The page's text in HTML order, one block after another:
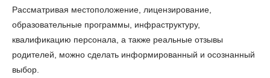
Рассматривая местоположение, лицензирование,
образовательные программы, инфраструктуру,
квалификацию персонала, а также реальные отзывы
родителей, можно сделать информированный и осознанный
выбор.